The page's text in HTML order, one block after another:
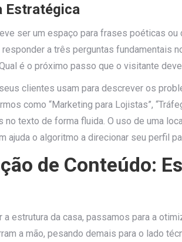
Estratégica
ser um espaço para frases poéticas
responder a três perguntas fundamentais
é o próximo passo que o visitante
clientes usam para descrever os
como “Marketing para Lojistas”,
texto de forma fluida. O uso de uma
ajuda o algoritmo a direcionar seu perfil
de Conteúdo:
a estrutura da casa, passamos para a
a mão, pesando demais para o lado